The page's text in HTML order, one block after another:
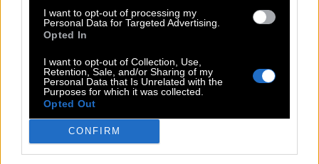
I want to opt-out of processing my
Personal Data for Targeted Advertising.
Opted In
I want to opt-out of Collection, Use,
Retention, Sale, and/or Sharing of my
Personal Data that Is Unrelated with the
Purposes for which it was collected.
Opted Out
CONFIRM
L
I
Poetische Bezeichnung für einen Adler
A
R
Eine Riesenkröte nennt man auch so